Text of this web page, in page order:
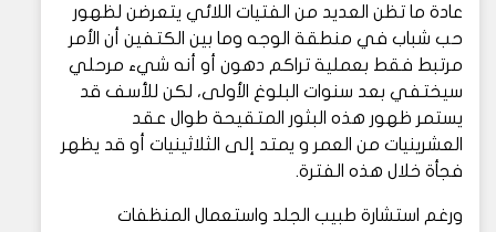
عادة ما تظن العديد من الفتيات اللائي يتعرضن لظهور
حب شباب في منطقة الوجه وما بين الكتفين أن الأمر
مرتبط فقط بعملية تراكم دهون أو أنه شيء مرحلي
سيختفي بعد سنوات البلوغ الأولى، لكن للأسف قد
يستمر ظهور هذه البثور المتقيحة طوال عقد
العشرينيات من العمر و يمتد إلى الثلاثينيات أو قد يظهر
فجأة خلال هذه الفترة.
ورغم استشارة طبيب الجلد واستعمال المنظفات